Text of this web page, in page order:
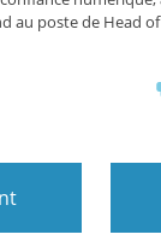
au poste de Head